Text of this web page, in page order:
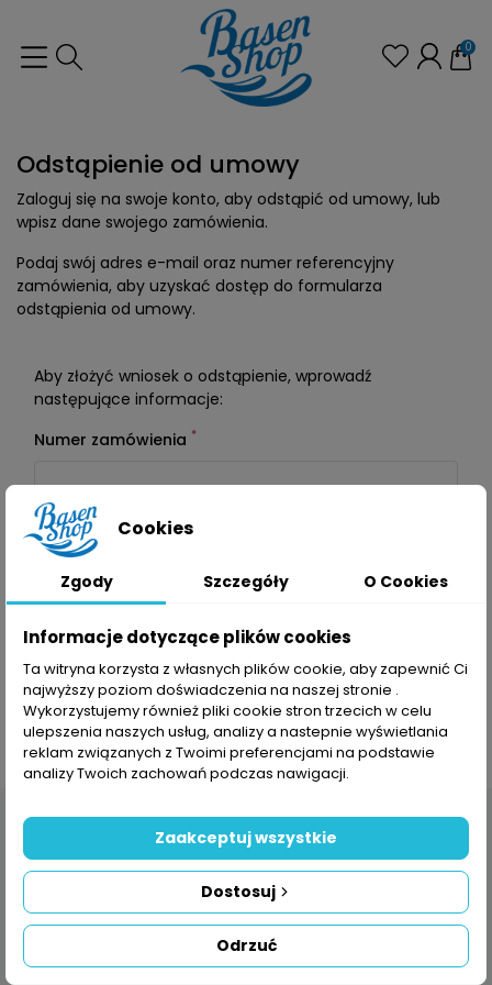
0
Odstąpienie od umowy
Zaloguj się na swoje konto, aby odstąpić od umowy, lub
wpisz dane swojego zamówienia.
Podaj swój adres e-mail oraz numer referencyjny
zamówienia, aby uzyskać dostęp do formularza
odstąpienia od umowy.
Aby złożyć wniosek o odstąpienie, wprowadź
następujące informacje:
Numer zamówienia *
Na przykład: QIIXJXNUI lub QIIXJXNUI#1
E-mail*
Znajdź moje zamówienie
Masz już konto?Zaloguj się
Cookies
Zgody Szczegóły O Cookies
Informacje dotyczące plików cookies
Ta witryna korzysta z własnych plików cookie, aby zapewnić Ci
najwyższy poziom doświadczenia na naszej stronie .
Wykorzystujemy również pliki cookie stron trzecich w celu
ulepszenia naszych usług, analizy a nastepnie wyświetlania
reklam związanych z Twoimi preferencjami na podstawie
analizy Twoich zachowań podczas nawigacji.
Odrzuć
Dostosuj
Zaakceptuj wszystkie